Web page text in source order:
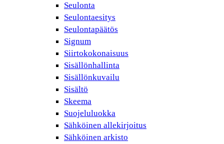
Seulonta
Seulontaesitys
Seulontapäätös
Signum
Siirtokokonaisuus
Sisällönhallinta
Sisällönkuvailu
Sisältö
Skeema
Suojeluluokka
Sähköinen allekirjoitus
Sähköinen arkisto